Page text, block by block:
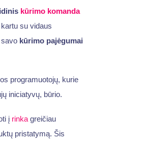
kūrimo komanda
su vidaus
savo kūrimo pajėgumai
programuotojų, kurie
iniciatyvų, būrio.
į rinkagreičiau
pristatymą. Šis